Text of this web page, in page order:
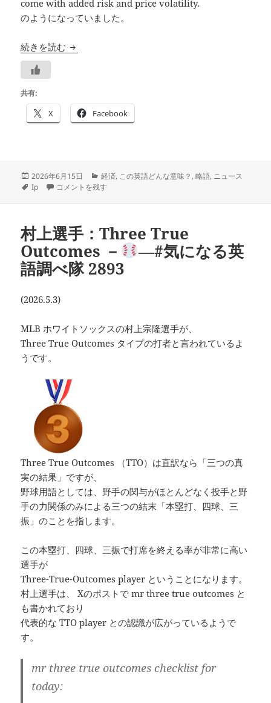
come with added risk and price volatility.
のようになっていました。
続きを読む IPOは－
共有:
X Facebook
投
稿
2026年6月15日
カ
テ
経済, この英語どんな意味？ ,略語, ニュース
タ
Ip IPOは－ －#気になる英語調べ隊 2911 に
コメントを残す
村上選手：Three True
Outcomes －
―#気になる英
語調べ隊 2893
(2026.5.3)
MLB ホワイトソックスの村上宗隆選手が、
Three True Outcomes タイプの打者と言われているよ
うです。
Three True Outcomes （TTO）は直訳なら「三つの真
実の結果」ですが、
野球用語としては、野手の関与がほとんどなく投手と野
手の力関係のみによる三つの結末「本塁打、四球、三
振」のことを指します。
この本塁打、四球、三振で打席を終える率が非常に高い
選手が
Three-True-Outcomes player ということになります。
村上選手は、 Xのポストで mr three true outcomes と
も書かれており
代表的な TTO player との認識が広がっているようで
す。
mr three true outcomes checklist for
today: